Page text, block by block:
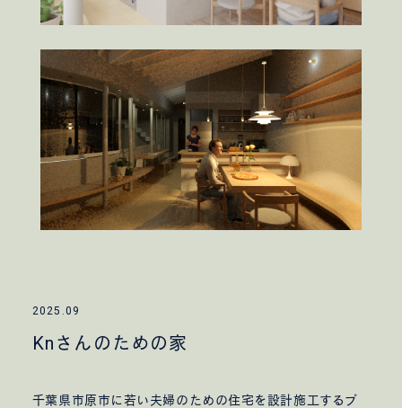
2025.09
Knさんのための家
千葉県市原市に若い夫婦のための住宅を設計施工するプ